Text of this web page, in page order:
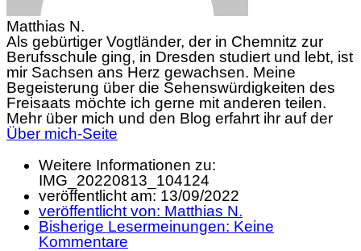
Matthias N.
Als gebürtiger Vogtländer, der in Chemnitz zur
Berufsschule ging, in Dresden studiert und lebt, ist
mir Sachsen ans Herz gewachsen. Meine
Begeisterung über die Sehenswürdigkeiten des
Freisaats möchte ich gerne mit anderen teilen.
Mehr über mich und den Blog erfahrt ihr auf der
Über mich-Seite
Weitere Informationen zu:
IMG_20220813_104124
veröffentlicht am: 13/09/2022
veröffentlicht von: Matthias N.
Bisherige Lesermeinungen: Keine
Kommentare